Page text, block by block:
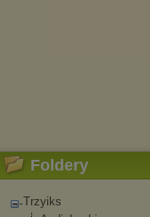
Foldery
Trzyiks